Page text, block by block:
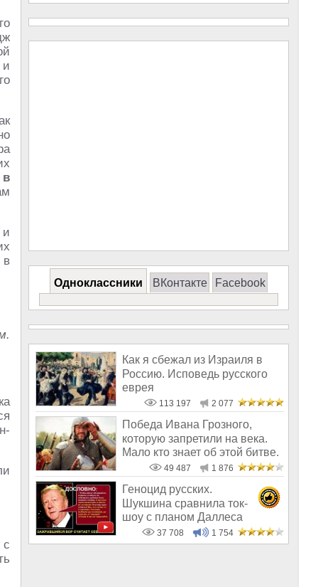
в
и
в
Одноклассники ВКонтакте Facebook
Как я сбежал из Израиля в
Россию. Исповедь русского
еврея
113 197 2 077
Победа Ивана Грозного,
которую запретили на века.
Мало кто знает об этой битве.
49 487 1 876
Геноцид русских.
Шукшина сравнила ток-
шоу с планом Даллеса
37 708 1 754